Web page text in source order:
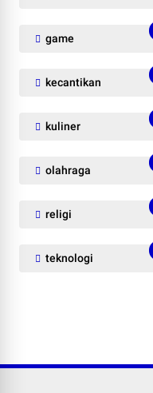
game
kecantikan
kuliner
olahraga
religi
teknologi